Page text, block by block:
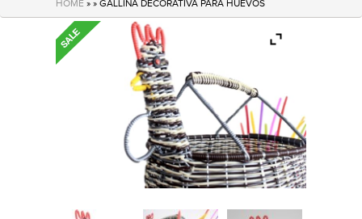
HOME » » GALLINA DECORATIVA PARA HUEVOS